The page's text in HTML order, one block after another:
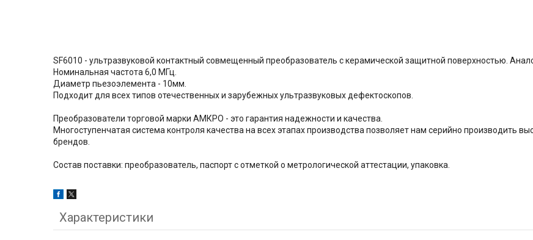
SF6010 - ультразвуковой контактный совмещенный преобразователь с керамической защитной поверхностью.
Номинальная частота 6,0 МГц.
Диаметр пьезоэлемента - 10мм.
Подходит для всех типов отечественных и зарубежных ультразвуковых дефектоскопов.
Преобразователи торговой марки АМКРО - это гарантия надежности и качества.
Многоступенчатая система контроля качества на всех этапах производства позволяет нам серийно производить
брендов.
Состав поставки: преобразователь, паспорт с отметкой о метрологической аттестации, упаковка.
Характеристики